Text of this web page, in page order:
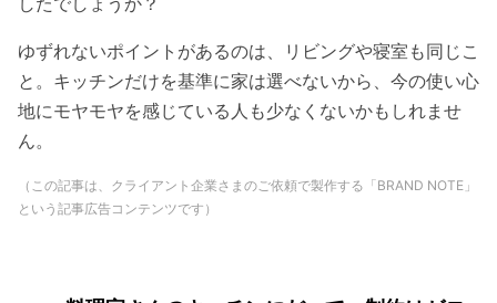
ゆずれないポイントがあるのは、リビングや寝室も同じこ
と。キッチンだけを基準に家は選べないから、今の使い心
地にモヤモヤを感じている人も少なくないかもしれませ
ん。
（この記事は、クライアント企業さまのご依頼で製作する「BRAND NOTE」
という記事広告コンテンツです）